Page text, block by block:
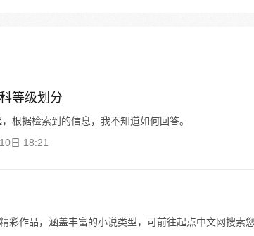
等级划分
根据检索到的信息，我不知道如何回答。
日 18:21
彩作品，涵盖丰富的小说类型，可前往起点中文网搜索